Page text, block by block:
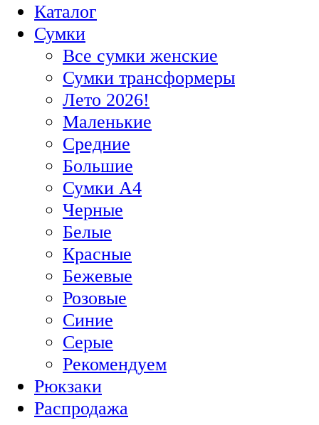
Каталог
Сумки
Все сумки женские
Сумки трансформеры
Лето 2026!
Маленькие
Средние
Большие
Сумки А4
Черные
Белые
Красные
Бежевые
Розовые
Синие
Серые
Рекомендуем
Рюкзаки
Распродажа